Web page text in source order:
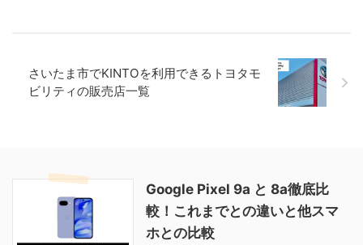
さいたま市でKINTOを利用できるトヨタモ
ビリティの販売店一覧
Google Pixel 9a と 8a徹底比
較！これまでとの違いと他スマ
ホとの比較